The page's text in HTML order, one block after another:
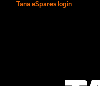
Tana eSpares login